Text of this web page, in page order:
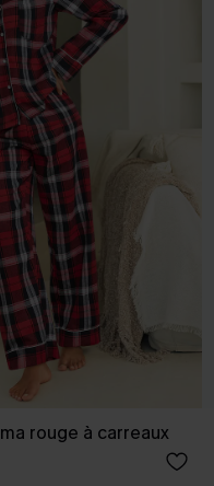
rouge à carreaux